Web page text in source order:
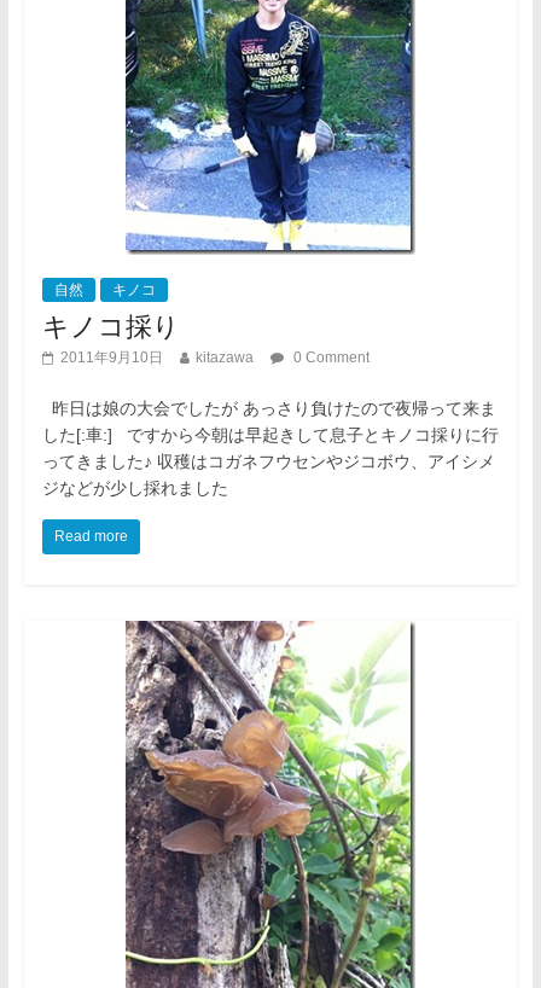
自然 キノコ
キノコ採り
2011年9月10日 kitazawa 0 Comment
昨日は娘の大会でしたが あっさり負けたので夜帰って来ま
した[:車:] ですから今朝は早起きして息子とキノコ採りに行
ってきました♪ 収穫はコガネフウセンやジコボウ、アイシメ
ジなどが少し採れました
Read more